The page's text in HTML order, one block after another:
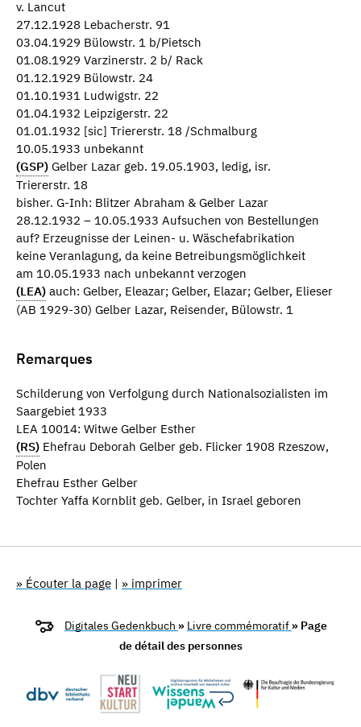
v. Lancut
27.12.1928 Lebacherstr. 91
03.04.1929 Bülowstr. 1 b/Pietsch
01.08.1929 Varzinerstr. 2 b/ Rack
01.12.1929 Bülowstr. 24
01.10.1931 Ludwigstr. 22
01.04.1932 Leipzigerstr. 22
01.01.1932 [sic] Triererstr. 18 /Schmalburg
10.05.1933 unbekannt
(GSP) Gelber Lazar geb. 19.05.1903, ledig, isr.
Triererstr. 18
bisher. G-Inh: Blitzer Abraham & Gelber Lazar
28.12.1932 – 10.05.1933 Aufsuchen von Bestellungen
auf? Erzeugnisse der Leinen- u. Wäschefabrikation
keine Veranlagung, da keine Betreibungsmöglichkeit
am 10.05.1933 nach unbekannt verzogen
(LEA) auch: Gelber, Eleazar; Gelber, Elazar; Gelber, Elieser
(AB 1929-30) Gelber Lazar, Reisender, Bülowstr. 1
Remarques
Schilderung von Verfolgung durch Nationalsozialisten im
Saargebiet 1933
LEA 10014: Witwe Gelber Esther
(RS) Ehefrau Deborah Gelber geb. Flicker 1908 Rzeszow,
Polen
Ehefrau Esther Gelber
Tochter Yaffa Kornblit geb. Gelber, in Israel geboren
» Écouter la page | » imprimer
Digitales Gedenkbuch » Livre commémoratif » Page
de détail des personnes